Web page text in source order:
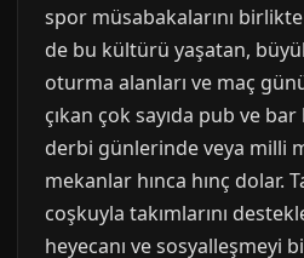
spor müsabakalarını
de bu kültürü yaşatan,
oturma alanları ve maç
çıkan çok sayıda pub ve
derbi günlerinde veya milli
mekanlar hınca hınç dolar.
coşkuyla takımlarını
heyecanı ve sosyalleşmeyi